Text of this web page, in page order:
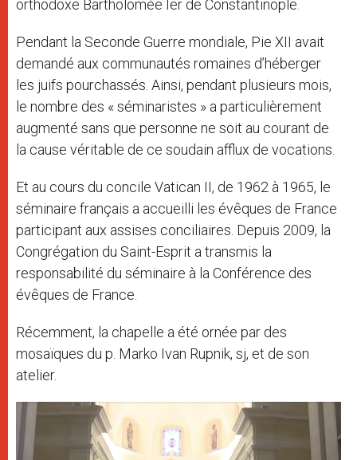
orthodoxe Bartholomée Ier de Constantinople.
Pendant la Seconde Guerre mondiale, Pie XII avait
demandé aux communautés romaines d’héberger
les juifs pourchassés. Ainsi, pendant plusieurs mois,
le nombre des « séminaristes » a particulièrement
augmenté sans que personne ne soit au courant de
la cause véritable de ce soudain afflux de vocations.
Et au cours du concile Vatican II, de 1962 à 1965, le
séminaire français a accueilli les évêques de France
participant aux assises conciliaires. Depuis 2009, la
Congrégation du Saint-Esprit a transmis la
responsabilité du séminaire à la Conférence des
évêques de France.
Récemment, la chapelle a été ornée par des
mosaïques du p. Marko Ivan Rupnik, sj, et de son
atelier.